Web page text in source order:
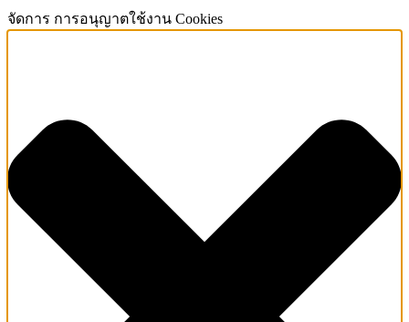
จัดการ การอนุญาตใช้งาน Cookies